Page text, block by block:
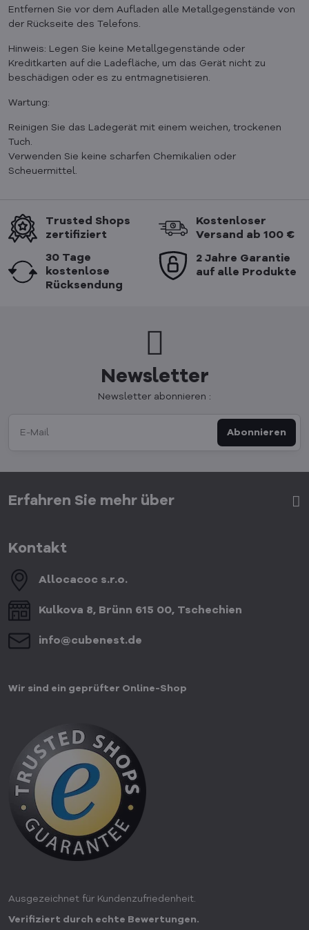
Entfernen Sie vor dem Aufladen alle Metallgegenstände von
der Rückseite des Telefons.
Hinweis: Legen Sie keine Metallgegenstände oder
Kreditkarten auf die Ladefläche, um das Gerät nicht zu
beschädigen oder es zu entmagnetisieren.
Wartung:
Reinigen Sie das Ladegerät mit einem weichen, trockenen
Tuch.
Verwenden Sie keine scharfen Chemikalien oder
Scheuermittel.
Trusted Shops
zertifiziert
Kostenloser
Versand ab 100 €
30 Tage
kostenlose
Rücksendung
2 Jahre Garantie
auf alle Produkte
Newsletter
Newsletter abonnieren :
Abonnieren
Erfahren Sie mehr über
Kontakt
Allocacoc s​.r​.o​.
Kulkova 8, Brünn 615 00, Tschechien
info​@cubenest​.de
Wir sind ein geprüfter Online-Shop
Ausgezeichnet für Kundenzufriedenheit.
Verifiziert durch echte Bewertungen.